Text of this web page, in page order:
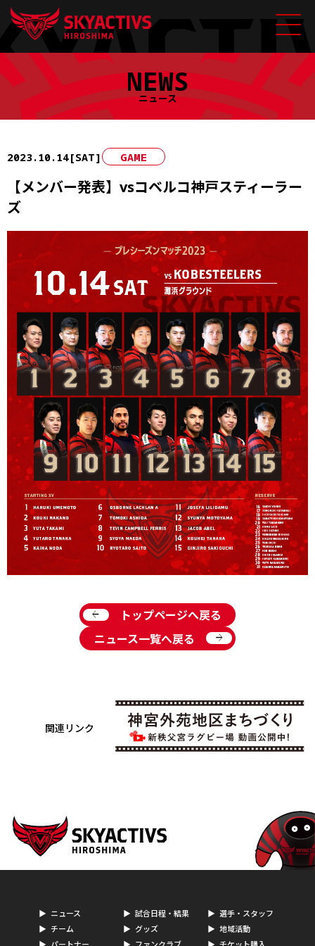
Skip
to
content
NEWS
ニュース
2023.10.14[SAT] GAME
【メンバー発表】vsコベルコ神戸スティーラー
ズ
arrow_back
トップページへ戻る
ニュース一覧へ戻る
arrow_forward
関連リンク
ニュース 試合日程・結果
選手・スタッフ
チーム
グッズ
地域活動